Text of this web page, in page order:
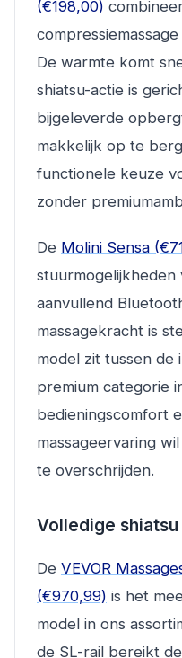
(€198,00)
De warmte komt
shiatsu-actie is
bijgeleverde
makkelijk op te
functionele keuze
zonder
De Molini Sensa
aanvullend
massagekracht is
model zit tussen de
premium categorie
bedieningscomfort
massageervaring
te overschrijden.
Volledige
De VEVOR
(€970,99) is het
model in ons
de SL-rail bereikt